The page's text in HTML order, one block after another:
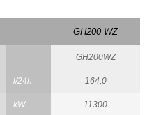
GH200 WZ
GH200WZ
l/24h 164,0
kW 11300